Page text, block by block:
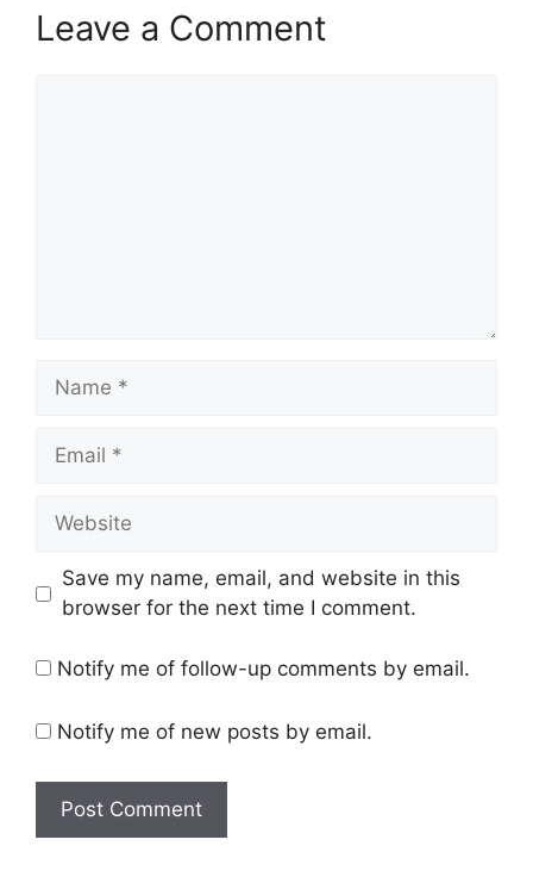
Leave a Comment
Name
Email
Website
Save my name, email, and website in this
browser for the next time I comment.
Notify me of follow-up comments by email.
Notify me of new posts by email.